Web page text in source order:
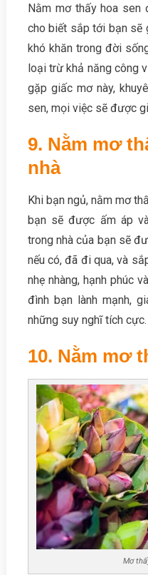
Nằm mơ thấy hoa sen
cho biết sắp tới bạn sẽ
khó khăn trong đời
loại trừ khả năng công
gặp giấc mơ này,
sen, mọi việc sẽ được
9. Nằm mơ
nhà
Khi bạn ngủ, nằm mơ
bạn sẽ được ấm áp
trong nhà của bạn sẽ
nếu có, đã đi qua, và
nhẹ nhàng, hạnh phúc
đình bạn lành mạnh,
những suy nghĩ tích cực.
10. Nằm mơ
Mơ